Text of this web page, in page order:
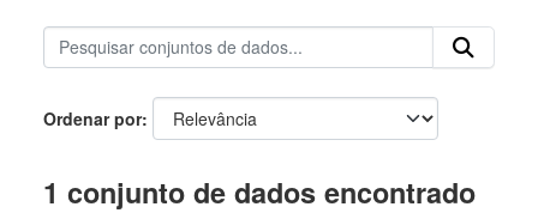
Ordenar por
1 conjunto de dados encontrado